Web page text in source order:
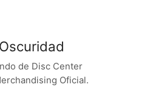
de Disc Center
Oficial.